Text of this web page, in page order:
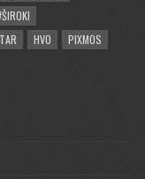
HVO
PIXMOS